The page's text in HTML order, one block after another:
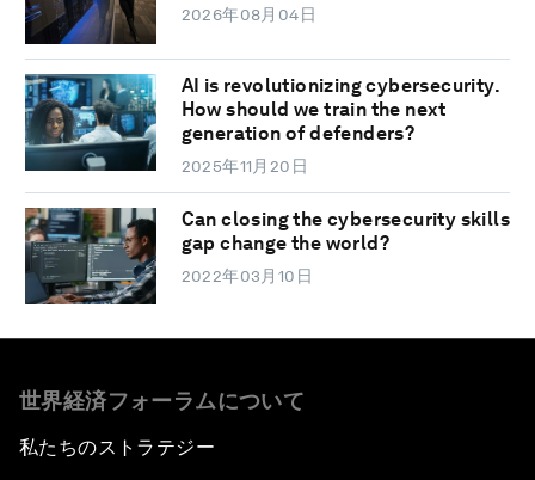
2026年08月04日
AI is revolutionizing cybersecurity.
How should we train the next
generation of defenders?
2025年11月20日
Can closing the cybersecurity skills
gap change the world?
2022年03月10日
世界経済フォーラムについて
私たちのストラテジー